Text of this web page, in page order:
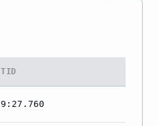
TID
9:27.760